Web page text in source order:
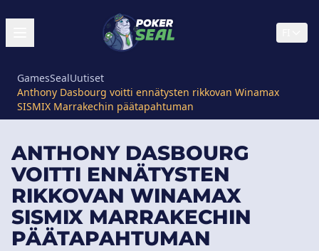
GamesSealUutiset
Anthony Dasbourg voitti ennätysten rikkovan Winamax
SISMIX Marrakechin päätapahtuman
ANTHONY DASBOURG
VOITTI ENNÄTYSTEN
RIKKOVAN WINAMAX
SISMIX MARRAKECHIN
PÄÄTAPAHTUMAN